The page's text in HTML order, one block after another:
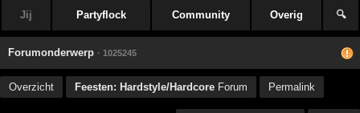
Jij Partyflock Community Overig 🔍
Forumonderwerp · 1025245
Overzicht Feesten: Hardstyle/Hardcore Forum Permalink